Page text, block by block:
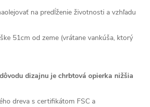
na predĺženie životnosti a vzhľadu
51cm od zeme (vrátane vankúša, ktorý
dizajnu je chrbtová opierka nižšia
dreva s certifikátom FSC a